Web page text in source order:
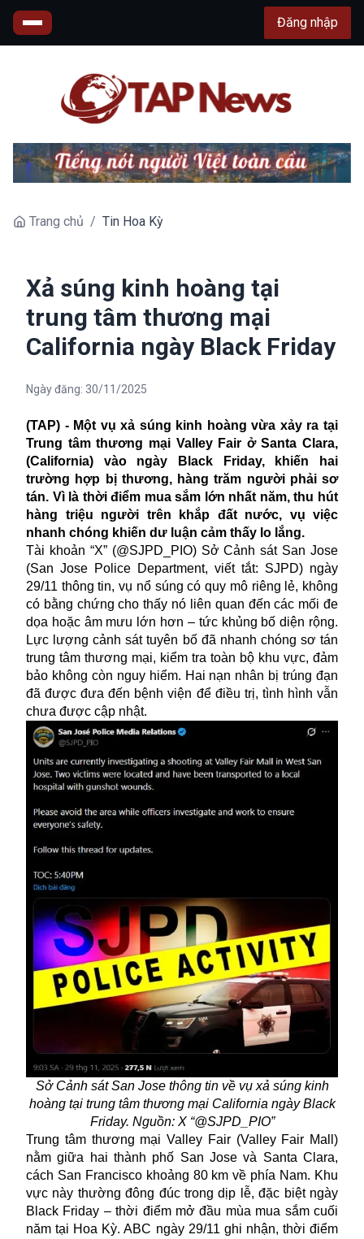
Đăng nhập
Trang chủ / Tin Hoa Kỳ
Xả súng kinh hoàng tại
trung tâm thương mại
California ngày Black Friday
Ngày đăng: 30/11/2025
(TAP) - Một vụ xả súng kinh hoàng vừa xảy ra tại
Trung tâm thương mại Valley Fair ở Santa Clara,
(California) vào ngày Black Friday, khiến hai
trường hợp bị thương, hàng trăm người phải sơ
tán. Vì là thời điểm mua sắm lớn nhất năm, thu hút
hàng triệu người trên khắp đất nước, vụ việc
nhanh chóng khiến dư luận cảm thấy lo lắng.
Tài khoản “X” (@SJPD_PIO) Sở Cảnh sát San Jose
(San Jose Police Department, viết tắt: SJPD) ngày
29/11 thông tin, vụ nổ súng có quy mô riêng lẻ, không
có bằng chứng cho thấy nó liên quan đến các mối đe
dọa hoặc âm mưu lớn hơn – tức khủng bố diện rộng.
Lực lượng cảnh sát tuyên bố đã nhanh chóng sơ tán
trung tâm thương mại, kiểm tra toàn bộ khu vực, đảm
bảo không còn nguy hiểm. Hai nạn nhân bị trúng đạn
đã được đưa đến bệnh viện để điều trị, tình hình vẫn
chưa được cập nhật.
Sở Cảnh sát San Jose thông tin về vụ xả súng kinh
hoàng tại trung tâm thương mại California ngày Black
Friday. Nguồn: X “@SJPD_PIO”
Trung tâm thương mại Valley Fair (Valley Fair Mall)
nằm giữa hai thành phố San Jose và Santa Clara,
cách San Francisco khoảng 80 km về phía Nam. Khu
vực này thường đông đúc trong dịp lễ, đặc biệt ngày
Black Friday – thời điểm mở đầu mùa mua sắm cuối
năm tại Hoa Kỳ. ABC ngày 29/11 ghi nhận, thời điểm